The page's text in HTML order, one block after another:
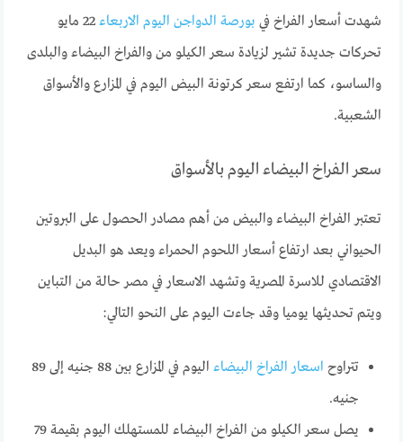
شهدت أسعار الفراخ في بورصة الدواجن اليوم الاربعاء
22 مايو
تحركات جديدة تشير لزيادة سعر الكيلو من والفراخ البيضاء والبلدى
والساسو، كما ارتفع سعر كرتونة البيض اليوم في المزارع والأسواق
الشعبية.
سعر الفراخ البيضاء اليوم بالأسواق
تعتبر الفراخ البيضاء والبيض من أهم مصادر الحصول على البروتين
الحيواني بعد ارتفاع أسعار اللحوم الحمراء ويعد هو البديل
الاقتصادي للاسرة المصرية وتشهد الاسعار في مصر حالة من التباين
ويتم تحديثها يوميا وقد جاءت اليوم على النحو التالي:
تتراوح اسعار الفراخ البيضاء
اليوم في المزارع بين 88 جنيه إلى 89
جنيه.
يصل سعر الكيلو من الفراخ البيضاء للمستهلك اليوم بقيمة 79